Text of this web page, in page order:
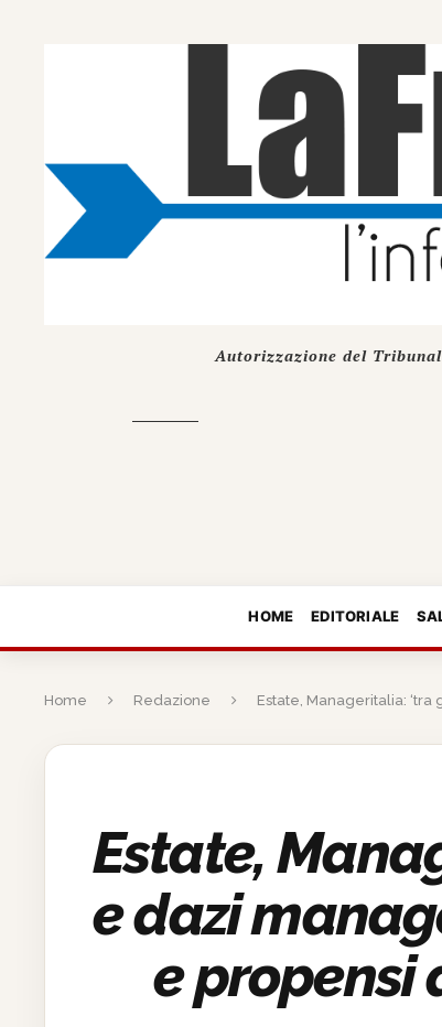
Autorizzazione del
HOME EDITORIALE
Home Redazione Estate, Manageritalia:
Estate,
e dazi
e propensi